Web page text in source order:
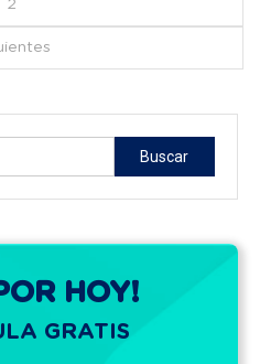
2
Buscar:
HOY!
GRATIS